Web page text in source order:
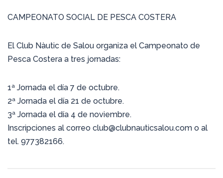
CAMPEONATO SOCIAL DE PESCA COSTERA
El Club Nàutic de Salou organiza el Campeonato de
Pesca Costera a tres jornadas:
1ª Jornada el día 7 de octubre.
2ª Jornada el día 21 de octubre.
3ª Jornada el día 4 de noviembre.
Inscripciones al correo club@clubnauticsalou.com o al
tel. 977382166.